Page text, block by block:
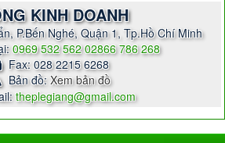
KINH DOANH
P.Bến Nghé, Quận 1, Tp.Hồ Chí Minh
0969 532 562 02866 786 268
Fax: 028 2215 6268
Bản đồ: Xem bản đồ
theplegiang@gmail.com